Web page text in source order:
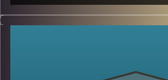
לטר, דיקן ומייסד
הדוקטורט פרסם מאמרים